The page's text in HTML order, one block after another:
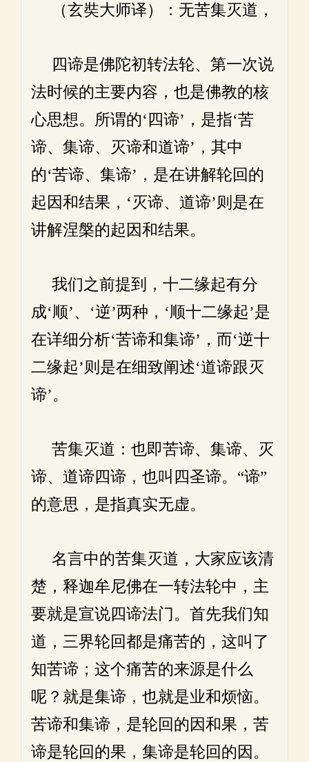
（玄奘大师译）：无苦集灭道，
四谛是佛陀初转法轮、第一次说
法时候的主要内容，也是佛教的核
心思想。所谓的‘四谛’，是指‘苦
谛、集谛、灭谛和道谛’，其中
的‘苦谛、集谛’，是在讲解轮回的
起因和结果，‘灭谛、道谛’则是在
讲解涅槃的起因和结果。
我们之前提到，十二缘起有分
成‘顺’、‘逆’两种，‘顺十二缘起’是
在详细分析‘苦谛和集谛’，而‘逆十
二缘起’则是在细致阐述‘道谛跟灭
谛’。
苦集灭道：也即苦谛、集谛、灭
谛、道谛四谛，也叫四圣谛。“谛”
的意思，是指真实无虚。
名言中的苦集灭道，大家应该清
楚，释迦牟尼佛在一转法轮中，主
要就是宣说四谛法门。首先我们知
道，三界轮回都是痛苦的，这叫了
知苦谛；这个痛苦的来源是什么
呢？就是集谛，也就是业和烦恼。
苦谛和集谛，是轮回的因和果，苦
谛是轮回的果，集谛是轮回的因。